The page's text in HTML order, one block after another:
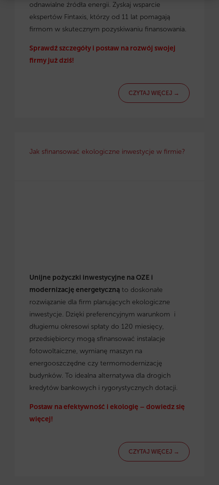
odnawialne źródła energii. Zyskaj wsparcie
ekspertów Fintaxis, którzy od 11 lat pomagają
firmom w skutecznym pozyskiwaniu finansowania.
Sprawdź szczegóły i postaw na rozwój swojej
firmy już dziś!
CZYTAJ WIĘCEJ →
Jak sfinansować ekologiczne inwestycje w firmie?
Unijne pożyczki inwestycyjne na OZE i
modernizację energetyczną to doskonałe
rozwiązanie dla firm planujących ekologiczne
inwestycje. Dzięki preferencyjnym warunkom i
długiemu okresowi spłaty do 120 miesięcy,
przedsiębiorcy mogą sfinansować instalacje
fotowoltaiczne, wymianę maszyn na
energooszczędne czy termomodernizację
budynków. To idealna alternatywa dla drogich
kredytów bankowych i rygorystycznych dotacji.
Postaw na efektywność i ekologię – dowiedz się
więcej!
CZYTAJ WIĘCEJ →